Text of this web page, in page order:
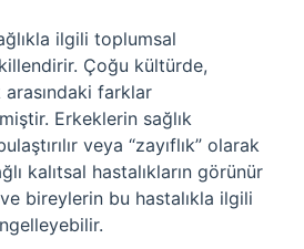
ilgili toplumsal
Çoğu kültürde,
arasındaki farklar
Erkeklerin sağlık
veya “zayıflık” olarak
kalıtsal hastalıkların görünür
ve bireylerin bu hastalıkla ilgili